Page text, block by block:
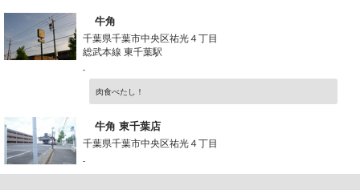
牛角
千葉県千葉市中央区祐光４丁目
総武本線 東千葉駅
-
肉食べたし！
牛角 東千葉店
千葉県千葉市中央区祐光４丁目
-